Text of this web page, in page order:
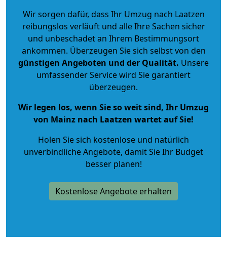
Wir sorgen dafür, dass Ihr Umzug nach Laatzen
reibungslos verläuft und alle Ihre Sachen sicher
und unbeschadet an Ihrem Bestimmungsort
ankommen. Überzeugen Sie sich selbst von den
günstigen Angeboten und der Qualität. Unsere
umfassender Service wird Sie garantiert
überzeugen.
Wir legen los, wenn Sie so weit sind, Ihr Umzug
von Mainz nach Laatzen wartet auf Sie!
Holen Sie sich kostenlose und natürlich
unverbindliche Angebote, damit Sie Ihr Budget
besser planen!
Kostenlose Angebote erhalten